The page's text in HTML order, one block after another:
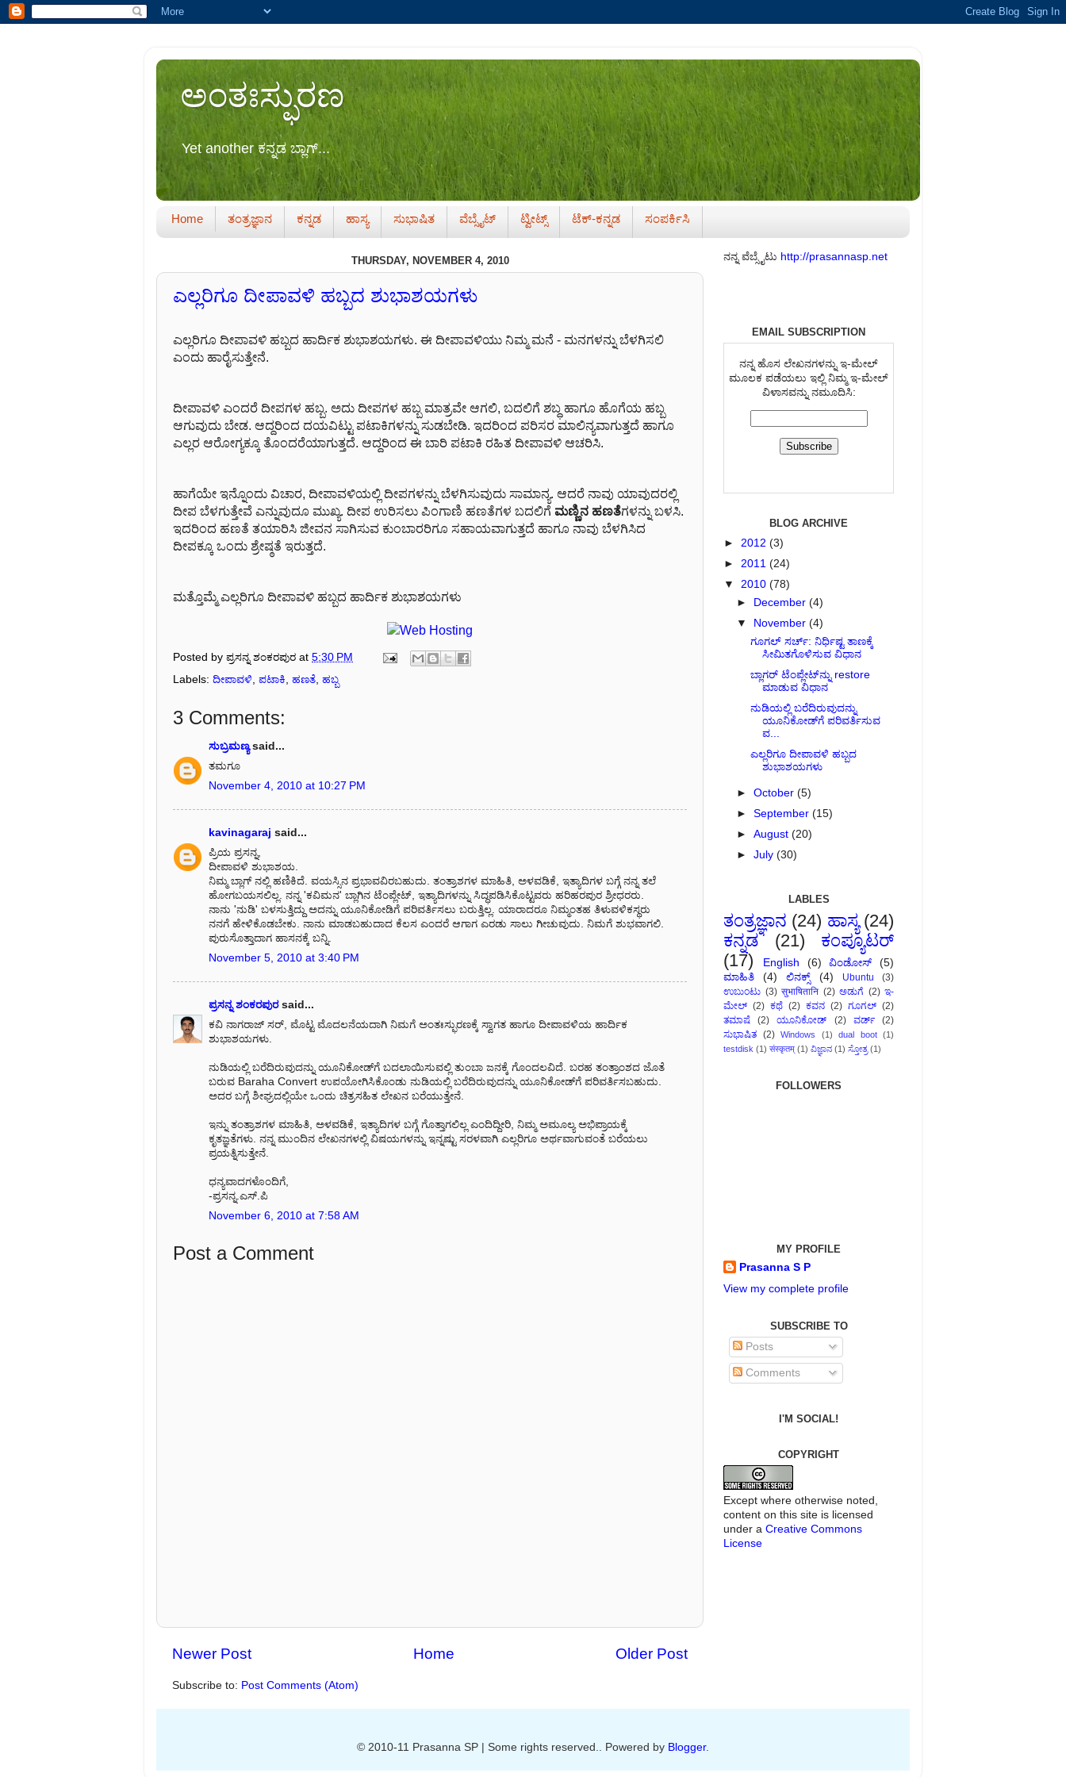
ಅಂತಃಸ್ಫುರಣ
Yet another ಕನ್ನಡ ಬ್ಲಾಗ್...
Home ತಂತ್ರಜ್ಞಾನ ಕನ್ನಡ ಹಾಸ್ಯ ಸುಭಾಷಿತ ವೆಬ್ಸೈಟ್ ಟ್ವೀಟ್ಸ್ ಟೆಕ್-ಕನ್ನಡ ಸಂಪರ್ಕಿಸಿ
THURSDAY, NOVEMBER 4, 2010
ಎಲ್ಲರಿಗೂ ದೀಪಾವಳಿ ಹಬ್ಬದ ಶುಭಾಶಯಗಳು
ಎಲ್ಲರಿಗೂ ದೀಪಾವಳಿ ಹಬ್ಬದ ಹಾರ್ದಿಕ ಶುಭಾಶಯಗಳು. ಈ ದೀಪಾವಳಿಯು ನಿಮ್ಮ ಮನೆ - ಮನಗಳನ್ನು ಬೆಳಗಿಸಲಿ
ಎಂದು ಹಾರೈಸುತ್ತೇನೆ.
ದೀಪಾವಳಿ ಎಂದರೆ ದೀಪಗಳ ಹಬ್ಬ. ಅದು ದೀಪಗಳ ಹಬ್ಬ ಮಾತ್ರವೇ ಆಗಲಿ, ಬದಲಿಗೆ ಶಬ್ಧ ಹಾಗೂ ಹೊಗೆಯ ಹಬ್ಬ
ಆಗುವುದು ಬೇಡ. ಆದ್ದರಿಂದ ದಯವಿಟ್ಟು ಪಟಾಕಿಗಳನ್ನು ಸುಡಬೇಡಿ. ಇದರಿಂದ ಪರಿಸರ ಮಾಲಿನ್ಯವಾಗುತ್ತದೆ ಹಾಗೂ
ಎಲ್ಲರ ಆರೋಗ್ಯಕ್ಕೂ ತೊಂದರೆಯಾಗುತ್ತದೆ. ಆದ್ದರಿಂದ ಈ ಬಾರಿ ಪಟಾಕಿ ರಹಿತ ದೀಪಾವಳಿ ಆಚರಿಸಿ.
ಹಾಗೆಯೇ ಇನ್ನೊಂದು ವಿಚಾರ, ದೀಪಾವಳಿಯಲ್ಲಿ ದೀಪಗಳನ್ನು ಬೆಳಗಿಸುವುದು ಸಾಮಾನ್ಯ. ಆದರೆ ನಾವು ಯಾವುದರಲ್ಲಿ
ದೀಪ ಬೆಳಗುತ್ತೇವೆ ಎನ್ನುವುದೂ ಮುಖ್ಯ. ದೀಪ ಉರಿಸಲು ಪಿಂಗಾಣಿ ಹಣತೆಗಳ ಬದಲಿಗೆ ಮಣ್ಣಿನ ಹಣತೆಗಳನ್ನು ಬಳಸಿ.
ಇದರಿಂದ ಹಣತೆ ತಯಾರಿಸಿ ಜೀವನ ಸಾಗಿಸುವ ಕುಂಬಾರರಿಗೂ ಸಹಾಯವಾಗುತ್ತದೆ ಹಾಗೂ ನಾವು ಬೆಳಗಿಸಿದ
ದೀಪಕ್ಕೂ ಒಂದು ಶ್ರೇಷ್ಠತೆ ಇರುತ್ತದೆ.
ಮತ್ತೊಮ್ಮೆ ಎಲ್ಲರಿಗೂ ದೀಪಾವಳಿ ಹಬ್ಬದ ಹಾರ್ದಿಕ ಶುಭಾಶಯಗಳು
Posted by ಪ್ರಸನ್ನ ಶಂಕರಪುರ at 5:30 PM
Labels: ದೀಪಾವಳಿ ಪಟಾಕಿ ಹಣತೆ ಹಬ್ಬ
3 Comments:
ಸುಬ್ರಮಣ್ಯsaid...
ತಮಗೂ
November 4, 2010 at 10:27 PM
kavinagaraj said...
ಪ್ರಿಯ ಪ್ರಸನ್ನ,
ದೀಪಾವಳಿ ಶುಭಾಶಯ.
ನಿಮ್ಮ ಬ್ಲಾಗ್ ನಲ್ಲಿ ಹಣಿಕಿದೆ. ವಯಸ್ಸಿನ ಪ್ರಭಾವವಿರಬಹುದು. ತಂತ್ರಾಶಗಳ ಮಾಹಿತಿ, ಅಳವಡಿಕೆ, ಇತ್ಯಾದಿಗಳ ಬಗ್ಗೆ ನನ್ನ ತಲೆ
ಹೋಗಬಯಸಲಿಲ್ಲ. ನನ್ನ 'ಕವಿಮನ' ಬ್ಲಾಗಿನ ಟೆಂಪ್ಲೇಟ್, ಇತ್ಯಾದಿಗಳನ್ನು ಸಿದ್ಧಪಡಿಸಿಕೊಟ್ಟವರು ಹರಿಹರಪುರ ಶ್ರೀಧರರು.
ನಾನು 'ನುಡಿ' ಬಳಸುತ್ತಿದ್ದು ಅದನ್ನು ಯೂನಿಕೋಡಿಗೆ ಪರಿವರ್ತಿಸಲು ಬರುತ್ತಿಲ್ಲ. ಯಾರಾದರೂ ನಿಮ್ಮಂತಹ ತಿಳುವಳಿಕಸ್ಥರು
ನನಗೆ ಹೇಳಿಕೊಡಬೇಕು. ನಾನು ಮಾಡಬಹುದಾದ ಕೆಲಸ ಎಂದರೆ ಆಗಾಗ ಎರಡು ಸಾಲು ಗೀಚುವುದು. ನಿಮಗೆ ಶುಭವಾಗಲಿ.
ಪುರುಸೊತ್ತಾದಾಗ ಹಾಸನಕ್ಕೆ ಬನ್ನಿ.
November 5, 2010 at 3:40 PM
ಪ್ರಸನ್ನ ಶಂಕರಪುರsaid...
ಕವಿ ನಾಗರಾಜ್ ಸರ್‍, ಮೊಟ್ಟ ಮೊದಲನೆಯದಾಗಿ ನಿಮಗೆ ಅಂತಃಸ್ಫುರಣಕ್ಕೆ ಸ್ವಾಗತ ಹಾಗೂ ದೀಪಾವಳಿಯ ಹಾರ್ದಿಕ
ಶುಭಾಶಯಗಳು.
ನುಡಿಯಲ್ಲಿ ಬರೆದಿರುವುದನ್ನು ಯೂನಿಕೋಡ್‌ಗೆ ಬದಲಾಯಿಸುವಲ್ಲಿ ತುಂಬಾ ಜನಕ್ಕೆ ಗೊಂದಲವಿದೆ. ಬರಹ ತಂತ್ರಾಂಶದ ಜೊತೆ
ಬರುವ Baraha Convert ಉಪಯೋಗಿಸಿಕೊಂಡು ನುಡಿಯಲ್ಲಿ ಬರೆದಿರುವುದನ್ನು ಯೂನಿಕೋಡ್‌ಗೆ ಪರಿವರ್ತಿಸಬಹುದು.
ಅದರ ಬಗ್ಗೆ ಶೀಘ್ರದಲ್ಲಿಯೇ ಒಂದು ಚಿತ್ರಸಹಿತ ಲೇಖನ ಬರೆಯುತ್ತೇನೆ.
ಇನ್ನು ತಂತ್ರಾಶಗಳ ಮಾಹಿತಿ, ಅಳವಡಿಕೆ, ಇತ್ಯಾದಿಗಳ ಬಗ್ಗೆ ಗೊತ್ತಾಗಲಿಲ್ಲ ಎಂದಿದ್ದೀರಿ, ನಿಮ್ಮ ಅಮೂಲ್ಯ ಅಭಿಪ್ರಾಯಕ್ಕೆ
ಕೃತಜ್ಞತೆಗಳು. ನನ್ನ ಮುಂದಿನ ಲೇಖನಗಳಲ್ಲಿ ವಿಷಯಗಳನ್ನು ಇನ್ನಷ್ಟು ಸರಳವಾಗಿ ಎಲ್ಲರಿಗೂ ಅರ್ಥವಾಗುವಂತೆ ಬರೆಯಲು
ಪ್ರಯತ್ನಿಸುತ್ತೇನೆ.
ಧನ್ಯವಾದಗಳೊಂದಿಗೆ,
-ಪ್ರಸನ್ನ.ಎಸ್.ಪಿ
November 6, 2010 at 7:58 AM
Post a Comment
Newer Post Older Post
Home
Subscribe to: Post Comments (Atom)
ನನ್ನ ವೆಬ್ಸೈಟು http://prasannasp.net
EMAIL SUBSCRIPTION
ನನ್ನ ಹೊಸ ಲೇಖನಗಳನ್ನು ಇ-ಮೇಲ್
ಮೂಲಕ ಪಡೆಯಲು ಇಲ್ಲಿ ನಿಮ್ಮ ಇ-ಮೇಲ್
ವಿಳಾಸವನ್ನು ನಮೂದಿಸಿ:
BLOG ARCHIVE
► 2012 (3)
► 2011 (24)
▼ 2010 (78)
► December(4)
▼
November(4)
ಗೂಗಲ್ ಸರ್ಚ್: ನಿರ್ಧಿಷ್ಟ ತಾಣಕ್ಕೆ
ಸೀಮಿತಗೊಳಿಸುವ ವಿಧಾನ
ಬ್ಲಾಗರ್‍ ಟೆಂಪ್ಲೇಟ್‌ನ್ನು restore
ಮಾಡುವ ವಿಧಾನ
ನುಡಿಯಲ್ಲಿ ಬರೆದಿರುವುದನ್ನು
ಯೂನಿಕೋಡ್‌ಗೆ ಪರಿವರ್ತಿಸುವ
ವ...
ಎಲ್ಲರಿಗೂ ದೀಪಾವಳಿ ಹಬ್ಬದ
ಶುಭಾಶಯಗಳು
►October(5)
►September(15)
►August(20)
►July(30)
LABLES
ತಂತ್ರಜ್ಞಾನ (24) ಹಾಸ್ಯ (24)
ಕನ್ನಡ
(21)
ಕಂಪ್ಯೂಟರ್‍
(17)
English (6) ವಿಂಡೋಸ್
(5)
ಮಾಹಿತಿ
(4) ಲಿನಕ್ಸ್ (4) Ubuntu
(3)
ಉಬುಂಟು (3) सुभाषितानि (2) ಅಡುಗೆ (2) ಇ-
ಮೇಲ್ (2) ಕಥೆ (2) ಕವನ (2) ಗೂಗಲ್ (2)
ತಮಾಷೆ
(2) ಯೂನಿಕೋಡ್ (2) ವರ್ಡ್
(2)
ಸುಭಾಷಿತ (2) Windows (1) dual boot
(1)
testdisk (1) संस्कृतम् (1) ವಿಜ್ಞಾನ (1) ಸ್ತೋತ್ರ (1)
FOLLOWERS
MY PROFILE
Prasanna S P
View my complete profile
SUBSCRIBE TO
Posts
Comments
I'M SOCIAL!
COPYRIGHT
Except where otherwise noted,
content on this site is licensed
under a Creative Commons
License
© 2010-11 Prasanna SP | Some rights reserved.. Powered by Blogger.